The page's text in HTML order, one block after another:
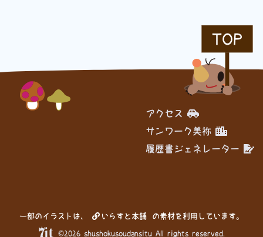
TOP
アクセス
サンワーク美祢
履歴書ジェネレーター
一部のイラストは、 いらすと本舗 の素材を利用しています。
©2026 shushokusoudansitu All rights reserved.